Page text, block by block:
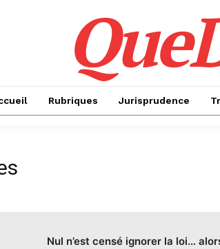
Rubriques Jurisprudence
Nul n’est censé ignorer la loi…